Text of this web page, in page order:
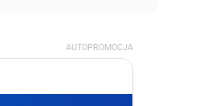
AUTOPROMOCJA